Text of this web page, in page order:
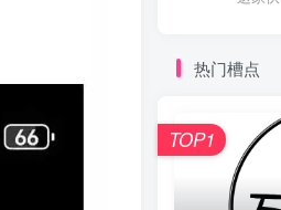
热门槽点
TOP1